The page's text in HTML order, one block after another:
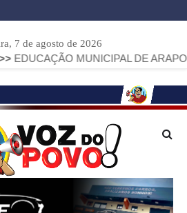
7 de agosto de 2026
MUNICIPAL DE ARAPOTI AVANÇA